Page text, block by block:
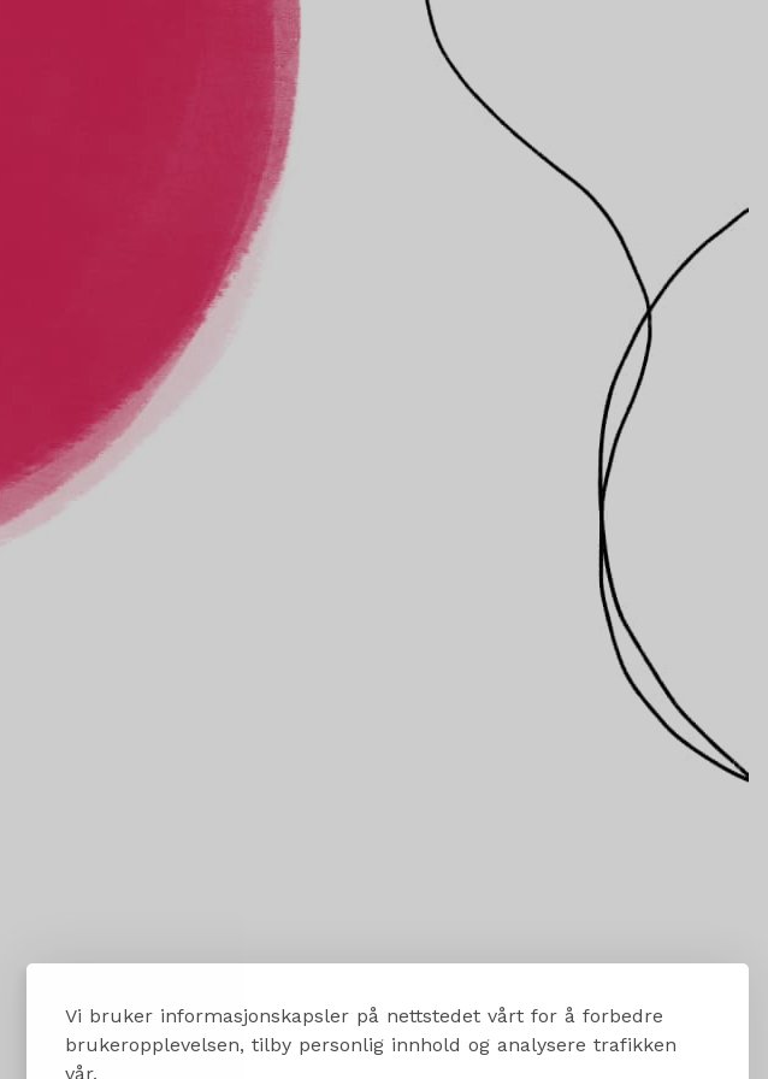
Vi bruker informasjonskapsler på nettstedet vårt for å forbedre
brukeropplevelsen, tilby personlig innhold og analysere trafikken
vår.